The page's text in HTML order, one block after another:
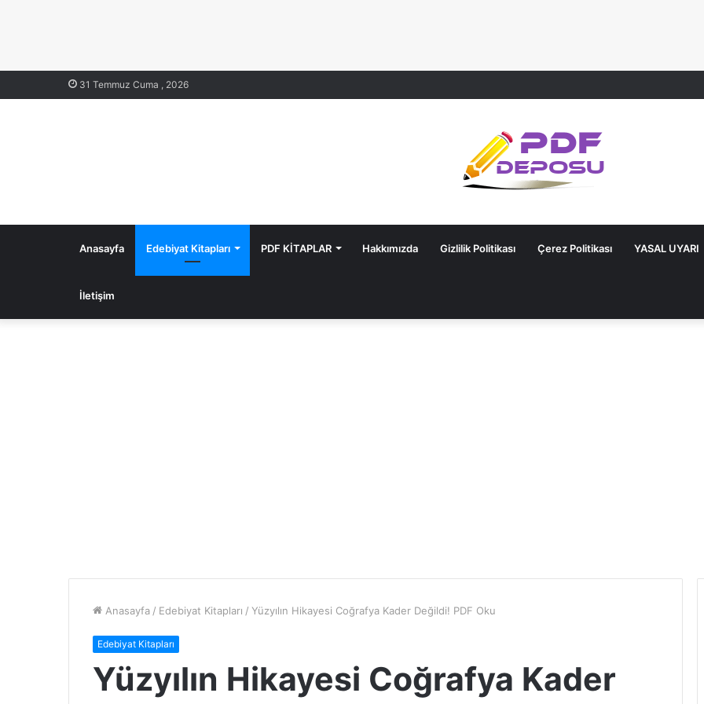
31 Temmuz Cuma , 2026
Anasayfa Edebiyat Kitapları PDF KİTAPLAR Hakkımızda Gizlilik Politikası Çerez Politikası YASAL UYARI
İletişim
Anasayfa / Edebiyat Kitapları / Yüzyılın Hikayesi Coğrafya Kader Değildi! PDF Oku
Edebiyat Kitapları
Yüzyılın Hikayesi Coğrafya Kader